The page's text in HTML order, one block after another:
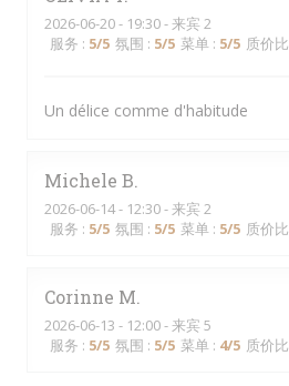
2026-06-20- 19:30 - 来宾 2
服务 : 5/5 氛围 : 5/5 菜单 : 5/5 质价比
Un délice comme d'habitude
Michele B
2026-06-14- 12:30 - 来宾 2
服务 : 5/5 氛围 : 5/5 菜单 : 5/5 质价比
Corinne M
2026-06-13 - 12:00 - 来宾 5
服务 : 5/5 氛围 : 5/5 菜单 : 4/5 质价比